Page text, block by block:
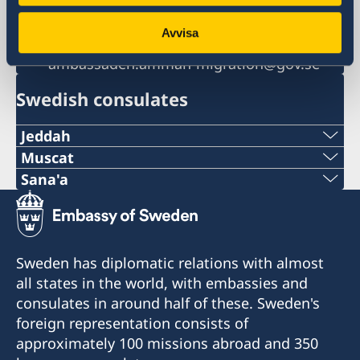
Avvisa
ambassaden.riyadh@gov.se
E-mail visa matters
ambassaden.amman-migration@gov.se
Swedish consulates
Jeddah
Telephone
+966 2 6069005 ext. 219
E-mail
HonoraryConsul@alsulaimangroup.com
Fax
+966 2 60 69 007
Muscat
Telephone
+968-24560971
info@hcswedenoman.com
Fax
Sana'a
Telephone
+967 1 20 74 70
Telephone
+967 1 20 74 71
E-mail
Sweden has diplomatic relations with almost
all states in the world, with embassies and
consulates in around half of these. Sweden's
foreign representation consists of
approximately 100 missions abroad and 350